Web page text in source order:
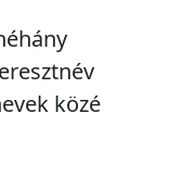
közé